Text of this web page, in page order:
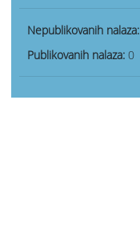
Nepublikovanih nalaza:
Publikovanih nalaza: 0